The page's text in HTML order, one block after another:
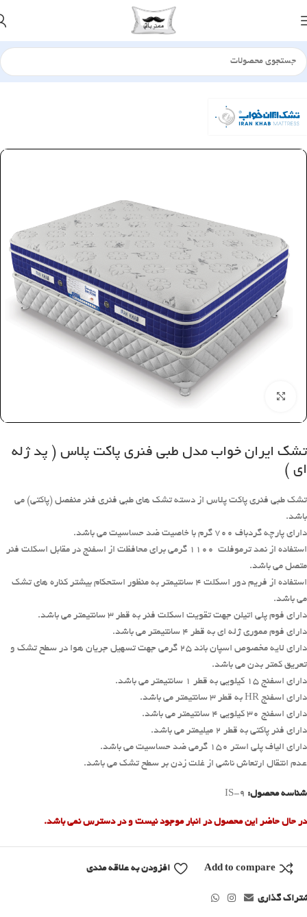
خانه تشک طبی فنری
تشک ایران خواب مدل طبی فنری پاکت پلاس ( پد ژله
ای )
تشک طبی فنری پاکت پلاس از دسته تشک های طبی فنری فنر منفصل (پاکتی) می
باشد.
دارای پارچه گردباف ۷۰۰ گرم با خاصیت ضد حساسیت می باشد.
استفاده از نمد ترموفلت ۱۱۰۰ گرمی برای محافظت از اسفنج در مقابل اسکلت فنر
متصل می باشد.
استفاده از فریم دور اسکلت ۴ سانتیمتر به منظور استحکام بیشتر کناره های تشک
می باشد.
دارای فوم پلی اتیلن جهت تقویت اسکلت فنر به قطر ۳ سانتیمتر می باشد.
دارای فوم مموری ژله ای به قطر ۴ سانتیمتر می باشد.
دارای لایه مخصوص اسپان باند ۲۵ گرمی جهت تسهیل جریان هوا در سطح تشک و
تعریق کمتر بدن می باشد.
دارای اسفنج ۱۵ کیلویی به قطر ۱ سانتیمتر می باشد.
دارای اسفنج HR به قطر ۳ سانتیمتر می باشد.
دارای اسفنج ۳۰ کیلویی ۴ سانتیمتر می باشد.
دارای فنر پاکتی به قطر ۲ میلیمتر می باشد.
دارای الیاف پلی استر ۱۵۰ گرمی ضد حساسیت می باشد.
عدم انتقال ارتعاش ناشی از غلت زدن بر سطح تشک می باشد.
شناسه محصول: IS-9
در حال حاضر این محصول در انبار موجود نیست و در دسترس نمی باشد.
Add to compare افزودن به علاقه مندی
گذاری